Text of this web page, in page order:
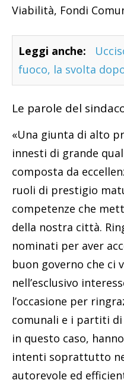
Viabilità, Fondi
Leggi anche:
fuoco, la svolta
Le parole del
«Una giunta di alto
innesti di grande
composta da
ruoli di prestigio
competenze che
della nostra città.
nominati per aver
buon governo che ci
nell’esclusivo
l’occasione per
comunali e i partiti di
in questo caso,
intenti soprattutto
autorevole ed